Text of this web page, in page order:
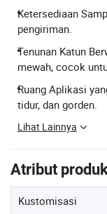
Ketersediaan
pengiriman.
Tenunan Katun
mewah, cocok
Ruang Aplikasi
tidur, dan gorden.
Lihat Lainnya
Atribut
Kustomisasi